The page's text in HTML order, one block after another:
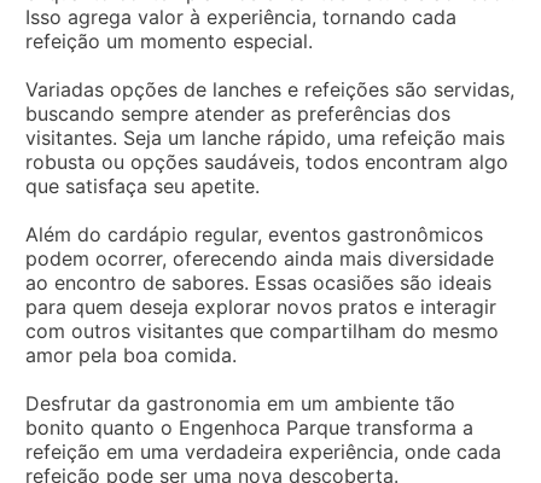
Isso agrega valor à experiência, tornando cada
refeição um momento especial.
Variadas opções de lanches e refeições são servidas,
buscando sempre atender as preferências dos
visitantes. Seja um lanche rápido, uma refeição mais
robusta ou opções saudáveis, todos encontram algo
que satisfaça seu apetite.
Além do cardápio regular, eventos gastronômicos
podem ocorrer, oferecendo ainda mais diversidade
ao encontro de sabores. Essas ocasiões são ideais
para quem deseja explorar novos pratos e interagir
com outros visitantes que compartilham do mesmo
amor pela boa comida.
Desfrutar da gastronomia em um ambiente tão
bonito quanto o Engenhoca Parque transforma a
refeição em uma verdadeira experiência, onde cada
refeição pode ser uma nova descoberta.